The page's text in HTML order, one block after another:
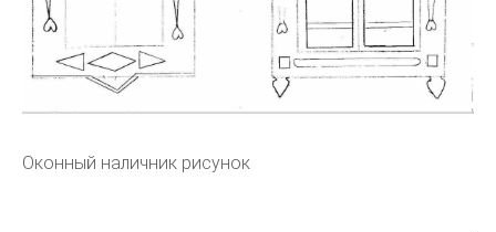
Оконный наличник рисунок